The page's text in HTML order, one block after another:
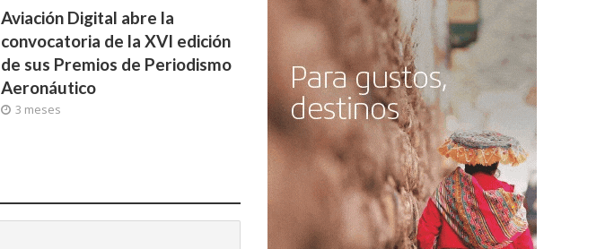
Aviación Digital abre la
convocatoria de la XVI edición
de sus Premios de Periodismo
Aeronáutico
3 meses